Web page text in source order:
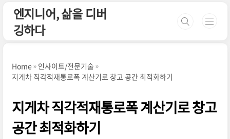
엔지니어, 삶을 디버
깅하다
Home
인사이트/전문기술
지게차 직각적재통로폭 계산기로 창고 공간 최적화하기
지게차 직각적재통로폭 계산기로 창고
공간 최적화하기